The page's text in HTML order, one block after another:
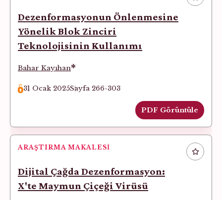
Dezenformasyonun Önlenmesine
Yönelik Blok Zinciri
Teknolojisinin Kullanımı
Bahar Kayıhan*
31 Ocak 2025Sayfa 266-303
PDF Görüntüle
ARAŞTIRMA MAKALESI
Dijital Çağda Dezenformasyon:
X'te Maymun Çiçeği Virüsü